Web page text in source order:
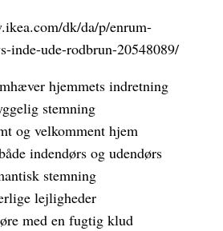
dk/da/p/enrum-
inde-ude-rodbrun-20548089/
hjemmets indretning
stemning
og velkomment hjem
indendørs og udendørs
stemning
lejligheder
med en fugtig klud